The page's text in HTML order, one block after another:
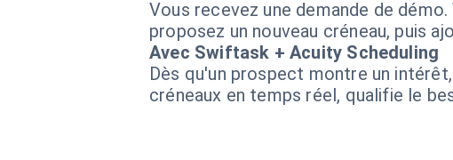
Vous recevez une demande de
proposez un nouveau créneau, puis
Avec Swiftask + Acuity Scheduling
Dès qu'un prospect montre un
créneaux en temps réel, qualifie le